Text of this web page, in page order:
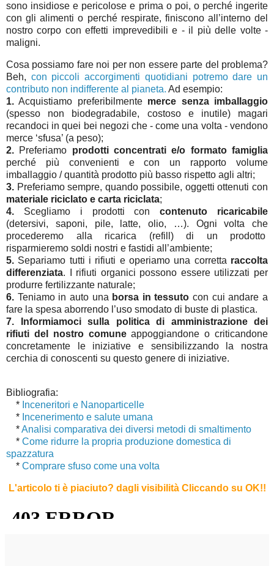
sono insidiose e pericolose e prima o poi, o perché ingerite
con gli alimenti o perché respirate, finiscono all’interno del
nostro corpo con effetti imprevedibili e - il più delle volte -
maligni.
Cosa possiamo fare noi per non essere parte del problema?
Beh, con piccoli accorgimenti quotidiani potremo dare un
contributo non indifferente al pianeta. Ad esempio:
1. Acquistiamo preferibilmente merce senza imballaggio
(spesso non biodegradabile, costoso e inutile) magari
recandoci in quei bei negozi che - come una volta - vendono
merce ‘sfusa’ (a peso);
2. Preferiamo prodotti concentrati e/o formato famiglia
perché più convenienti e con un rapporto volume
imballaggio / quantità prodotto più basso rispetto agli altri;
3. Preferiamo sempre, quando possibile, oggetti ottenuti con
materiale riciclato e carta riciclata;
4. Scegliamo i prodotti concontenuto ricaricabile
(detersivi, saponi, pile, latte, olio, …). Ogni volta che
procederemo alla ricarica (refill) di un prodotto
risparmieremo soldi nostri e fastidi all’ambiente;
5. Separiamo tutti i rifiuti e operiamo una corretta raccolta
differenziata. I rifiuti organici possono essere utilizzati per
produrre fertilizzante naturale;
6. Teniamo in auto una borsa in tessuto con cui andare a
fare la spesa aborrendo l’uso smodato di buste di plastica.
7.
Informiamoci sulla politica di amministrazione dei
rifiuti del nostro comuneappoggiandone o criticandone
concretamente le iniziative e sensibilizzando la nostra
cerchia di conoscenti su questo genere di iniziative.
Bibliografia:
* Inceneritori e Nanoparticelle
* Incenerimento e salute umana
*Analisi comparativa dei diversi metodi di smaltimento
* Come ridurre la propria produzione domestica di
spazzatura
* Comprare sfuso come una volta
L'articolo ti è piaciuto? dagli visibilità Cliccando su OK!!